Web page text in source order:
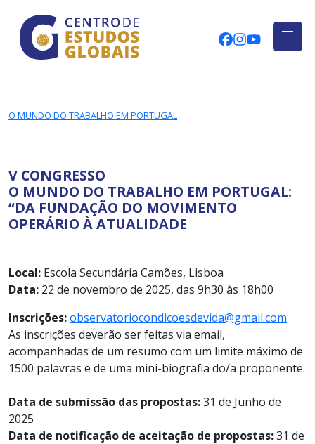
Skip to main content
CENTRO DE ESTUDOS GLOBAIS
CEGUAb @
O MUNDO DO TRABALHO EM PORTUGAL
V CONGRESSO
O MUNDO DO TRABALHO EM PORTUGAL:
“DA FUNDAÇÃO DO MOVIMENTO
OPERÁRIO À ATUALIDADE
Local: Escola Secundária Camões, Lisboa
Data: 22 de novembro de 2025, das 9h30 às 18h00
Inscrições:observatoriocondicoesdevida@gmail.com
As inscrições deverão ser feitas via email,
acompanhadas de um resumo com um limite máximo de
1500 palavras e de uma mini-biografia do/a proponente.
Data de submissão das propostas:31 de Junho de
2025
Data de notificação de aceitação de propostas:31 de